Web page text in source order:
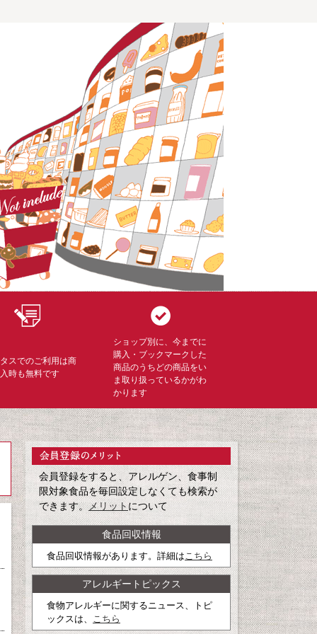
スでのご利用は商
時も無料です
ショップ別に、今までに
購入・ブックマークした
商品のうちどの商品をい
ま取り扱っているかがわ
かります
会員登録をすると、アレルゲン、食事制
限対象食品を毎回設定しなくても検索が
できます。メリットについて
食品回収情報
食品回収情報があります。詳細は こちら
アレルギートピックス
食物アレルギーに関するニュース、トピ
ックスは、
こちら